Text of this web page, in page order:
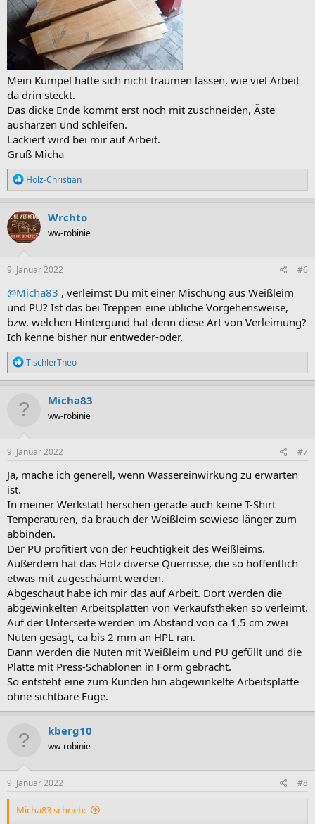
Mein Kumpel hätte sich nicht träumen lassen, wie viel Arbeit
da drin steckt.
Das dicke Ende kommt erst noch mit zuschneiden, Äste
ausharzen und schleifen.
Lackiert wird bei mir auf Arbeit.
Gruß Micha
R
e
a
k
t
i
o
n
e
:
Holz-Christian
Wrchto
ww-robinie
9. Januar 2022 #6
@Micha83 , verleimst Du mit einer Mischung aus Weißleim
und PU? Ist das bei Treppen eine übliche Vorgehensweise,
bzw. welchen Hintergund hat denn diese Art von Verleimung?
Ich kenne bisher nur entweder-oder.
R
e
a
t
n
e
:
TischlerTheo
Micha83
ww-robinie
9. Januar 2022 #7
Ja, mache ich generell, wenn Wassereinwirkung zu erwarten
ist.
In meiner Werkstatt herschen gerade auch keine T-Shirt
Temperaturen, da brauch der Weißleim sowieso länger zum
abbinden.
Der PU profitiert von der Feuchtigkeit des Weißleims.
Außerdem hat das Holz diverse Querrisse, die so hoffentlich
etwas mit zugeschäumt werden.
Abgeschaut habe ich mir das auf Arbeit. Dort werden die
abgewinkelten Arbeitsplatten von Verkaufstheken so verleimt.
Auf der Unterseite werden im Abstand von ca 1,5 cm zwei
Nuten gesägt, ca bis 2 mm an HPL ran.
Dann werden die Nuten mit Weißleim und PU gefüllt und die
Platte mit Press-Schablonen in Form gebracht.
So entsteht eine zum Kunden hin abgewinkelte Arbeitsplatte
ohne sichtbare Fuge.
kberg10
ww-robinie
9. Januar 2022 #8
Micha83 schrieb: